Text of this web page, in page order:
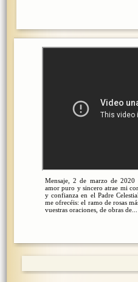
Mensaje, 2 de marzo de 2020
amor puro y sincero atrae mi
y confianza en el Padre
me ofrecéis: el ramo de rosas
vuestras oraciones, de obras de...